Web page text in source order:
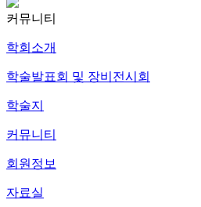
커뮤니티
학회소개
학술발표회 및 장비전시회
학술지
커뮤니티
회원정보
자료실